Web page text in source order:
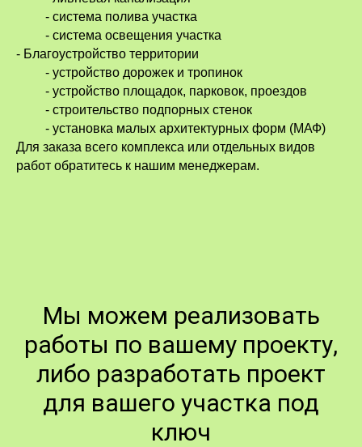
- система полива участка
- система освещения участка
- Благоустройство территории
- устройство дорожек и тропинок
- устройство площадок, парковок, проездов
- строительство подпорных стенок
- установка малых архитектурных форм (МАФ)
Для заказа всего комплекса или отдельных видов
работ обратитесь к нашим менеджерам.
Мы можем реализовать
работы по вашему проекту,
либо разработать проект
для вашего участка под
ключ